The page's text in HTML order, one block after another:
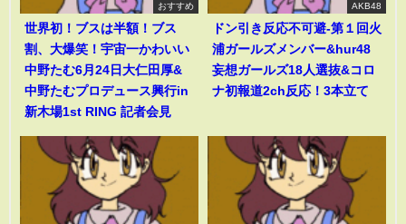
おすすめ
世界初！ブスは半額！ブス
割、大爆笑！宇宙一かわいい
中野たむ6月24日大仁田厚&
中野たむプロデュース興行in
新木場1st RING 記者会見
AKB48
ドン引き反応不可避-第１回火
浦ガールズメンバー&hur48
妄想ガールズ18人選抜&コロ
ナ初報道2ch反応！3本立て